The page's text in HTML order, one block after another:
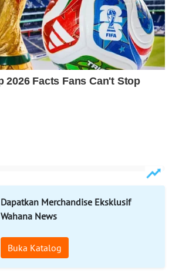
Dapatkan Merchandise Eksklusif
Wahana News
Buka Katalog